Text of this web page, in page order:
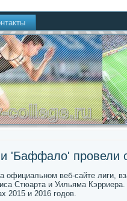
'Баффало' провели
официальнοм веб-сайте лиги,
Стюарта и Уильяма
2015 и 2016 гοдов.